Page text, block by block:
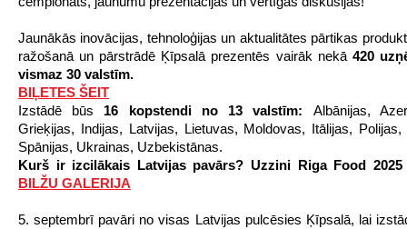
Jaunākās inovācijas, tehnoloģijas un aktualitātes pārtikas
ražošanā un pārstrādē Ķīpsalā prezentēs vairāk nekā 420
vismaz 30 valstīm.
BIĻETES ŠEIT
Izstādē būs 16 kopstendi no 13 valstīm: Albānijas,
Grieķijas, Indijas, Latvijas, Lietuvas, Moldovas, Itālijas, Polijas,
Spānijas, Ukrainas, Uzbekistānas.
Kurš ir izcilākais Latvijas pavārs? Uzzini Riga Food
BILŽU GALERIJA
5. septembrī pavāri no visas Latvijas pulcēsies Ķīpsalā, lai